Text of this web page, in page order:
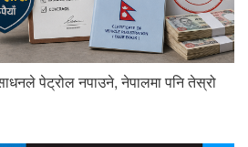
पेट्रोल नपाउने, नेपालमा पनि तेस्रो